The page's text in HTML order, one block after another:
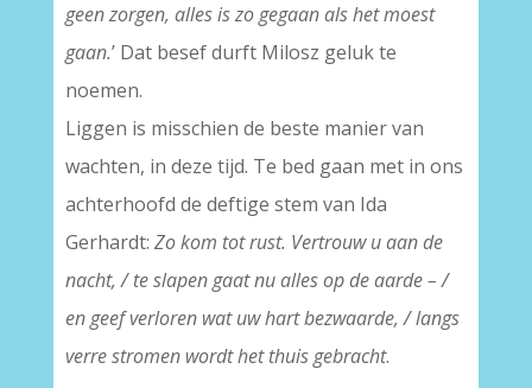
geen zorgen, alles is zo gegaan als het moest
gaan.’ Dat besef durft Milosz geluk te
noemen.
Liggen is misschien de beste manier van
wachten, in deze tijd. Te bed gaan met in ons
achterhoofd de deftige stem van Ida
Gerhardt: Zo kom tot rust. Vertrouw u aan de
nacht, / te slapen gaat nu alles op de aarde – /
en geef verloren wat uw hart bezwaarde, / langs
verre stromen wordt het thuis gebracht.